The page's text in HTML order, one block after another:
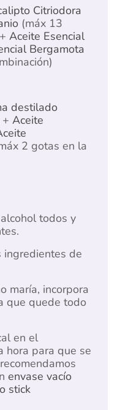
Citriodora
(máx 13
Aceite Esencial
Bergamota
destilado
+ Aceite
2 gotas en la
todos y
ingredientes de
maría, incorpora
que quede todo
en el
hora para que se
envase vacío
stick